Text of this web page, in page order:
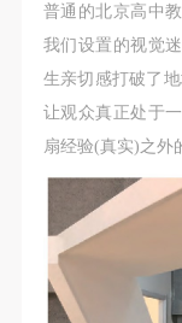
普通的北京高中
我们设置的视觉
生亲切感打破了
让观众真正处于
扇经验(真实)之外